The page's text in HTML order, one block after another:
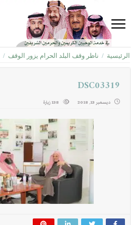
الرئيسية / ناظر وقف البلد الحرام يزور الوقف /
DSC03319
ديسمبر 13, 2018 138 زيارة